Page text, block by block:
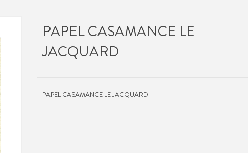
PAPEL CASAMANCE LE
JACQUARD
PAPEL CASAMANCE LE JACQUARD